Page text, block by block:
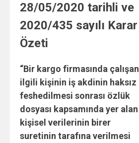
28/05/2020 tarihli ve
2020/435 sayılı Karar
Özeti
“Bir kargo firmasında çalışan
ilgili kişinin iş akdinin haksız
feshedilmesi sonrası özlük
dosyası kapsamında yer alan
kişisel verilerinin birer
suretinin tarafına verilmesi